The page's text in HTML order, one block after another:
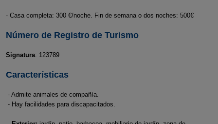
- Casa completa: 300 €/noche. Fin de semana o dos noches: 500€
Número de Registro de Turismo
Signatura: 123789
Características
- Admite animales de compañía.
- Hay facilidades para discapacitados.